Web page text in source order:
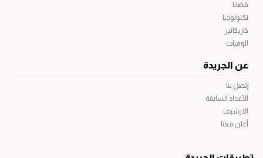
قضايا
تكنولوجيا
كاريكاتير
الوفيات
عن الجريدة
إتصل بنا
الأعداد السابقة
الارشيف
أعلن معنا